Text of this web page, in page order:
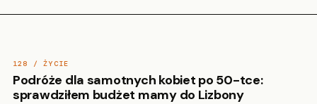
128 / ŻYCIE
Podróże dla samotnych kobiet po 50-tce:
sprawdziłem budżet mamy do Lizbony